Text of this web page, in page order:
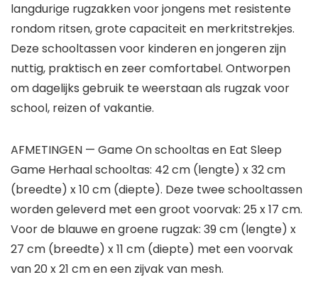
langdurige rugzakken voor jongens met resistente
rondom ritsen, grote capaciteit en merkritstrekjes.
Deze schooltassen voor kinderen en jongeren zijn
nuttig, praktisch en zeer comfortabel. Ontworpen
om dagelijks gebruik te weerstaan als rugzak voor
school, reizen of vakantie.
AFMETINGEN — Game On schooltas en Eat Sleep
Game Herhaal schooltas: 42 cm (lengte) x 32 cm
(breedte) x 10 cm (diepte). Deze twee schooltassen
worden geleverd met een groot voorvak: 25 x 17 cm.
Voor de blauwe en groene rugzak: 39 cm (lengte) x
27 cm (breedte) x 11 cm (diepte) met een voorvak
van 20 x 21 cm en een zijvak van mesh.